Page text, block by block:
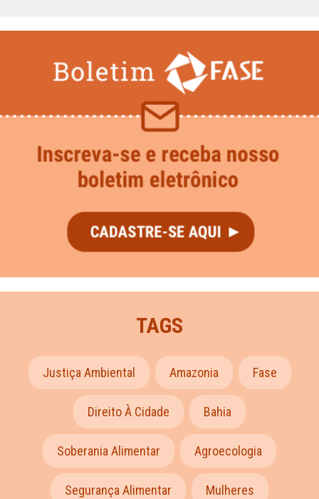
TAGS
Justiça Ambiental Amazonia Fase
Direito À Cidade Bahia
Soberania Alimentar Agroecologia
Segurança Alimentar Mulheres